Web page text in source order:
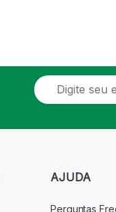
E
m
AJUDA
Perguntas